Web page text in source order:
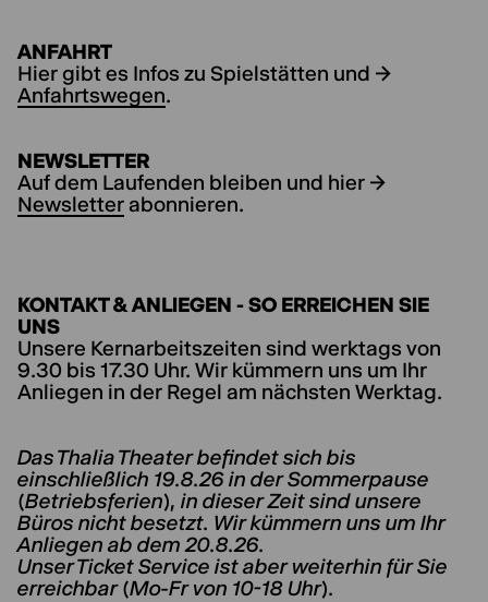
ANFAHRT
Hier gibt es Infos zu Spielstätten und →
Anfahrtswegen.
NEWSLETTER
Auf dem Laufenden bleiben und hier →
Newsletterabonnieren.
KONTAKT & ANLIEGEN - SO ERREICHEN SIE
UNS
Unsere Kernarbeitszeiten sind werktags von
9.30 bis 17.30 Uhr. Wir kümmern uns um Ihr
Anliegen in der Regel am nächsten Werktag.
Das Thalia Theater befindet sich bis
einschließlich 19.8.26 in der Sommerpause
(Betriebsferien), in dieser Zeit sind unsere
Büros nicht besetzt. Wir kümmern uns um Ihr
Anliegen ab dem 20.8.26.
Unser Ticket Service ist aber weiterhin für Sie
erreichbar (Mo-Fr von 10-18 Uhr).